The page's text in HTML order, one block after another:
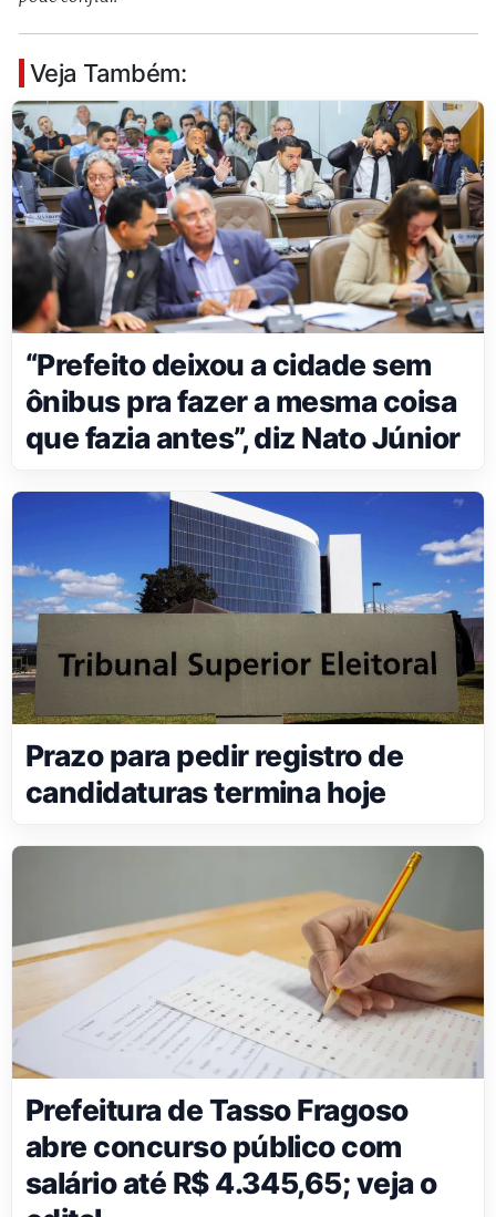
Veja Também:
“Prefeito deixou a cidade sem
ônibus pra fazer a mesma coisa
que fazia antes”, diz Nato Júnior
Prazo para pedir registro de
candidaturas termina hoje
Prefeitura de Tasso Fragoso
abre concurso público com
salário até R$ 4.345,65; veja o